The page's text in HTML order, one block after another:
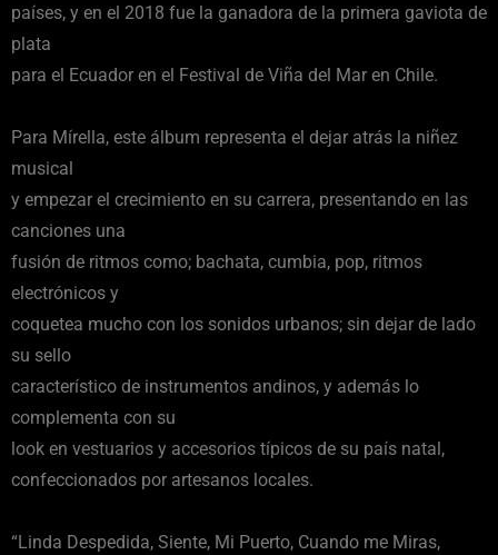
países, y en el 2018 fue la ganadora de la primera gaviota de
plata
para el Ecuador en el Festival de Viña del Mar en Chile.
Para Mírella, este álbum representa el dejar atrás la niñez
musical
y empezar el crecimiento en su carrera, presentando en las
canciones una
fusión de ritmos como; bachata, cumbia, pop, ritmos
electrónicos y
coquetea mucho con los sonidos urbanos; sin dejar de lado
su sello
característico de instrumentos andinos, y además lo
complementa con su
look en vestuarios y accesorios típicos de su país natal,
confeccionados por artesanos locales.
“Linda Despedida, Siente, Mi Puerto, Cuando me Miras,